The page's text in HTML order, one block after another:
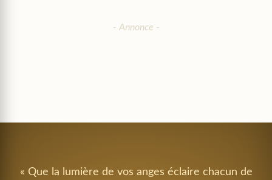
« Que la lumière de vos anges éclaire chacun de